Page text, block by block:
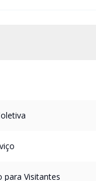
para Visitantes